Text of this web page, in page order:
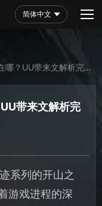
简体中文
哪？UU带来文解析完整
带来文解析完
系列的开山之
游戏进程的深